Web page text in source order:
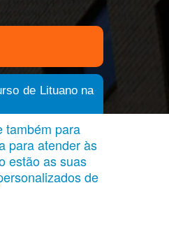
de Lituano na
também para
para atender às
estão as suas
de